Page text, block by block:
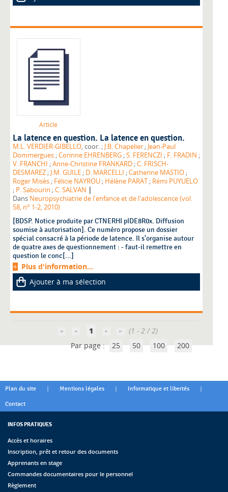
Article
La latence en question. La latence en question.
M.L. VERDIER-GIBELLO , coor. ; J.B. Chapelier ; Jean-Paul
Dommergues ;Corinne EHRENBERG ;S. FERENCZI ; F. FRADIN ;
V. FRANCHI ;Anne-Christine FRANKARD ;C. FRISCH-
DESMAREZ ; J.M. GUILE ; D. MARCELLI ;Catherine MASTIO ;
Roger Misès ; Félicie NAYROU ; Hélène PARAT ; Rémi PUYUELO
; P. Sabourin ;C. SALVAN |
Dans Neuropsychiatrie de l'enfance et de l'adolescence (vol.
58, n° 1-2, 2010)
[BDSP. Notice produite par CTNERHI pIDE8R0x. Diffusion
soumise à autorisation]. Ce numéro propose un dossier
spécial consacré à la période de latence. Il s'organise autour
de quatre axes de questionnement : - faut-il remettre en
question le conc[...]
Plus d'information...
Ajouter à ma sélection
1
(1 - 2 / 2)
Par page : 25 50 100 200
Plan du site | Mentions légales | Informatique et libertés |
Contact
INFOS PRATIQUES
Accès et horaires
Inscription, prêt et retour des documents
Apprenants en stage
Commandes documentaires pour le personnel
Règlement